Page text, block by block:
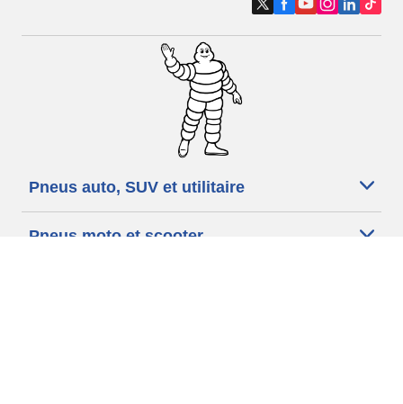
Pneus auto, SUV et utilitaire
Pneus moto et scooter